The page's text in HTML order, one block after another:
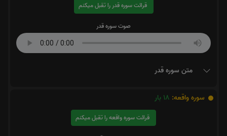
قرائت سوره قدر را تقبل میکنم
صوت سوره قدر
متن سوره قدر
سوره واقعه: 18 بار
قرائت سوره واقعه را تقبل میکنم